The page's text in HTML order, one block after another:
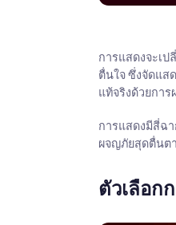
การแสดงจะเ
ตื่นใจ ซึ่งจัดแส
แท้จริงด้วยกา
การแสดงมีสี่ฉ
ผจญภัยสุดตื่นต
ตัวเลือก